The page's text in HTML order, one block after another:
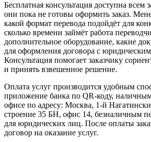
Бесплатная консультация доступна всем
они пока не готовы оформить заказ.
какой формат перевода подойдёт для
сколько времени займёт работа
дополнительное оборудование, какие
для оформления договора с
Консультация помогает заказчику
и принять взвешенное решение.
Оплата услуг производится удобным
приложение банка по QR-коду,
офисе по адресу: Москва, 1-й
строение 35 БН, офис 14, безналичным
для юридических лиц. После оплаты
договор на оказание услуг.